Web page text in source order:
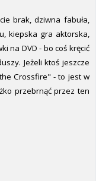
brak, dziwna fabuła,
kiepska gra aktorska,
na DVD - bo coś kręcić
Jeżeli ktoś jeszcze
Crossfire" - to jest w
przebrnąć przez ten